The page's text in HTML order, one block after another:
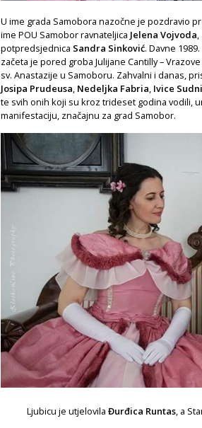
U ime grada Samobora nazočne je pozdravio
ime POU Samobor ravnateljica Jelena Vojvoda
potpredsjednica Sandra Sinković. Davne
začeta je pored groba Julijane Cantilly –
sv. Anastazije u Samoboru. Zahvalni i danas,
Josipa Prudeusa, Nedeljka Fabria, Ivice
te svih onih koji su kroz trideset godina vodili,
manifestaciju, značajnu za grad Samobor.
Ljubicu je utjelovila Đurđica Runtas, a